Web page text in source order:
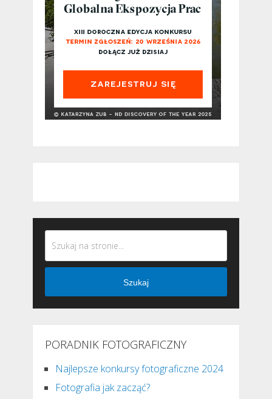
Szukaj
PORADNIK FOTOGRAFICZNY
Najlepsze konkursy fotograficzne 2024
Fotografia jak zacząć?